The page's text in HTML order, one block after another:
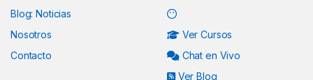
Blog: Noticias
Nosotros
Contacto
Ver Cursos
Chat en Vivo
Ver Blog